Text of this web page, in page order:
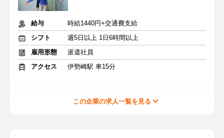
給与
時給1440円+交通費支給
シフト
週5日以上 1日6時間以上
雇用形態
派遣社員
アクセス
伊勢崎駅 車15分
この企業の求人一覧を見る